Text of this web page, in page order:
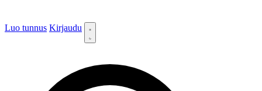
Luo tunnus Kirjaudu